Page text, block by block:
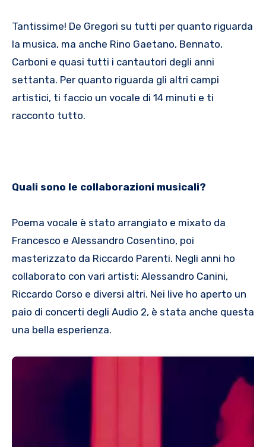
Tantissime! De Gregori su tutti per quanto riguarda
la musica, ma anche Rino Gaetano, Bennato,
Carboni e quasi tutti i cantautori degli anni
settanta. Per quanto riguarda gli altri campi
artistici, ti faccio un vocale di 14 minuti e ti
racconto tutto.
Quali sono le collaborazioni musicali?
Poema vocale è stato arrangiato e mixato da
Francesco e Alessandro Cosentino, poi
masterizzato da Riccardo Parenti. Negli anni ho
collaborato con vari artisti: Alessandro Canini,
Riccardo Corso e diversi altri. Nei live ho aperto un
paio di concerti degli Audio 2, è stata anche questa
una bella esperienza.